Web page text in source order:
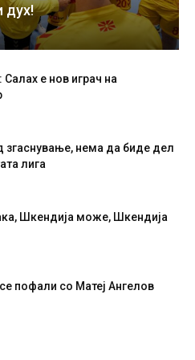
дух!
е нов играч на
згаснување, нема да биде дел
лига
Шкендија може, Шкендија
пофали со Матеј Ангелов